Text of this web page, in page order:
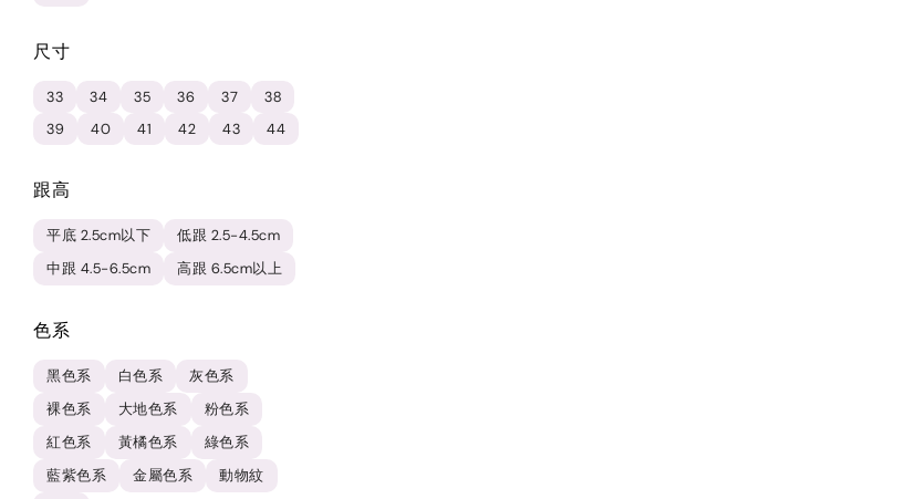
尺寸
33 34 35 36 37
38
39
40 41 42 43 44
跟高
平底 2.5cm以下
低跟 2.5-4.5cm
中跟 4.5-6.5cm
高跟 6.5cm以上
色系
黑色系 白色系
灰色系
裸色系
大地色系
粉色系
紅色系
黃橘色系
綠色系
藍紫色系
金屬色系 動物紋